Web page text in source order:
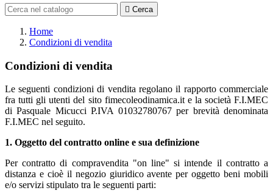
 Cerca
Home
Condizioni di vendita
Condizioni di vendita
Le seguenti condizioni di vendita regolano il rapporto commerciale
fra tutti gli utenti del sito fimecoleodinamica.it e la società F.I.MEC
di Pasquale Micucci P.IVA 01032780767 per brevità denominata
F.I.MEC nel seguito.
1. Oggetto del contratto online e sua definizione
Per contratto di compravendita "on line" si intende il contratto a
distanza e cioè il negozio giuridico avente per oggetto beni mobili
e/o servizi stipulato tra le seguenti parti: